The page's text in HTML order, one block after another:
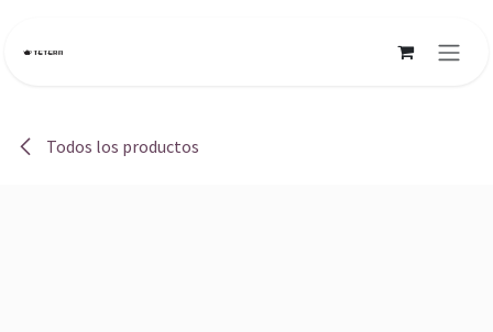
Todos los productos